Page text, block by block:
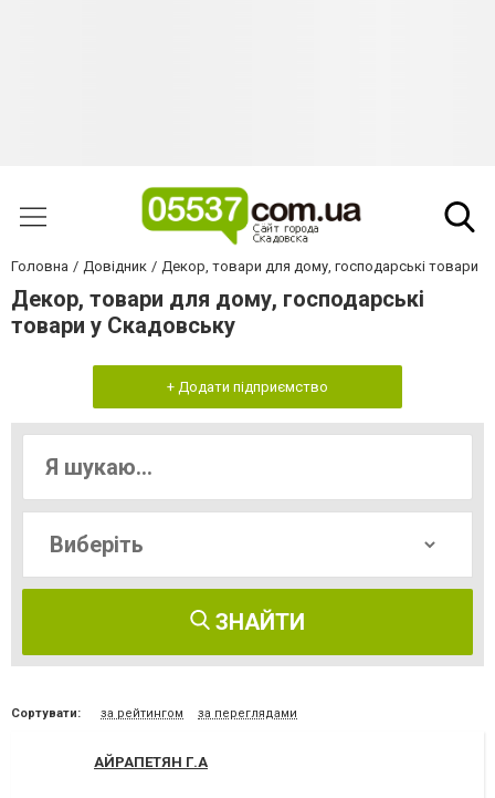
Головна Довідник Декор, товари для дому, господарські товари
Декор, товари для дому, господарські
товари у Скадовську
+ Додати підприємство
ЗНАЙТИ
Сортувати: за рейтингом за переглядами
АЙРАПЕТЯН Г.А